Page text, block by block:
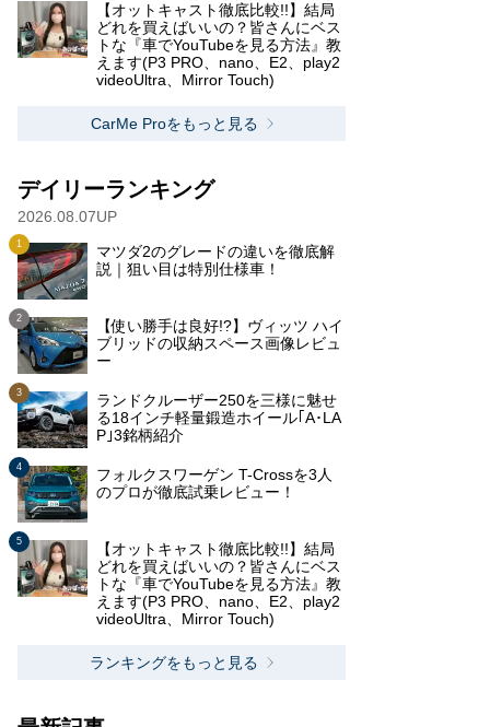
【オットキャスト徹底比較!!】結局
どれを買えばいいの？皆さんにベス
トな『車でYouTubeを見る方法』教
えます(P3 PRO、nano、E2、play2
videoUltra、Mirror Touch)
CarMe Proをもっと見る
デイリーランキング
2026.08.07UP
マツダ2のグレードの違いを徹底解
説｜狙い目は特別仕様車！
【使い勝手は良好!?】ヴィッツ ハイ
ブリッドの収納スペース画像レビュ
ー
ランドクルーザー250を三様に魅せ
る18インチ軽量鍛造ホイール｢A･LA
P｣3銘柄紹介
フォルクスワーゲン T-Crossを3人
のプロが徹底試乗レビュー！
【オットキャスト徹底比較!!】結局
どれを買えばいいの？皆さんにベス
トな『車でYouTubeを見る方法』教
えます(P3 PRO、nano、E2、play2
videoUltra、Mirror Touch)
ランキングをもっと見る